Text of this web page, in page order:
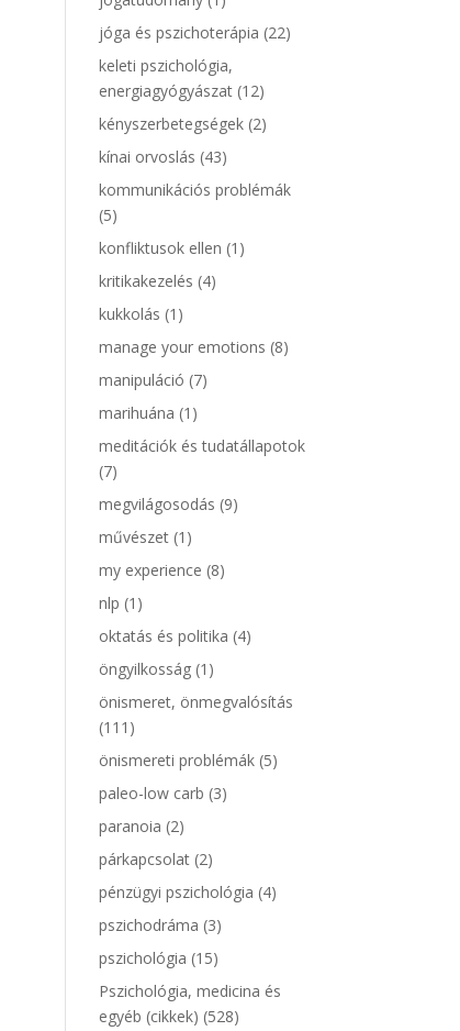
jóga és pszichoterápia (22)
keleti pszichológia,
energiagyógyászat (12)
kényszerbetegségek (2)
kínai orvoslás (43)
kommunikációs problémák
(5)
konfliktusok ellen (1)
kritikakezelés (4)
kukkolás (1)
manage your emotions (8)
manipuláció (7)
marihuána (1)
meditációk és tudatállapotok
(7)
megvilágosodás (9)
művészet (1)
my experience (8)
nlp (1)
oktatás és politika (4)
öngyilkosság (1)
önismeret, önmegvalósítás
(111)
önismereti problémák (5)
paleo-low carb (3)
paranoia (2)
párkapcsolat (2)
pénzügyi pszichológia (4)
pszichodráma (3)
pszichológia (15)
Pszichológia, medicina és
egyéb (cikkek) (528)